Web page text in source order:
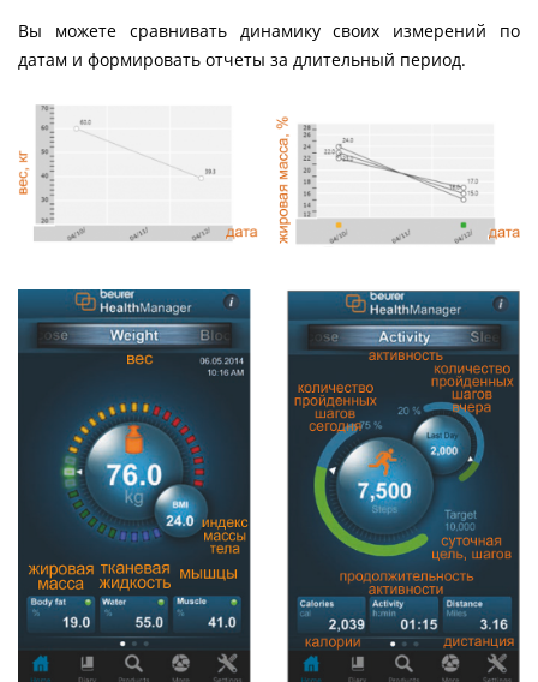
Вы можете сравнивать динамику своих измерений по
датам и формировать отчеты за длительный период.